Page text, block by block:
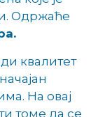
Одржаће
квалитет
На овај
томе да се